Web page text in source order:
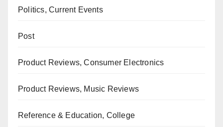
Politics, Current Events
Post
Product Reviews, Consumer Electronics
Product Reviews, Music Reviews
Reference & Education, College